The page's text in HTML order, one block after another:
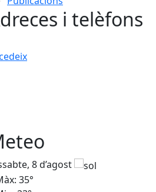
i telèfons
8 d’agost
35°